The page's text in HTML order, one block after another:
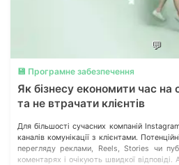
💬
💾 Програмне забезпечення
Як бізнесу економити час на
та не втрачати клієнтів
Для більшості сучасних компаній
каналів комунікації з клієнтами.
перегляду реклами, Reels, Stories чи
коментарях і очікують швидкої відповіді.